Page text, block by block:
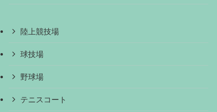
陸上競技場
球技場
野球場
テニスコート